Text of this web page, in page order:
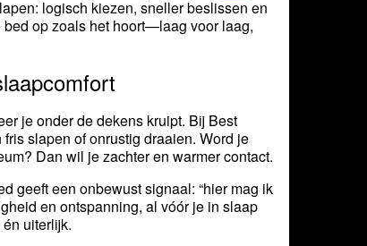
logisch kiezen, sneller beslissen en
op zoals het hoort—laag voor laag,
je onder de dekens kruipt. Bij Best
slapen of onrustig draaien. Word je
Dan wil je zachter en warmer contact.
geeft een onbewust signaal: “hier mag ik
en ontspanning, al vóór je in slaap
uiterlijk.